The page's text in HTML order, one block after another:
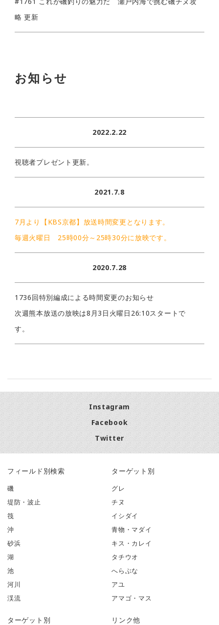
略 更新
お知らせ
2022.2.22
視聴者プレゼント更新。
2021.7.8
7月より【KBS京都】放送時間変更となります。
毎週火曜日 25時00分～25時30分に放映です。
2020.7.28
1736回特別編成による時間変更のお知らせ
次週熊本放送の放映は8月3日火曜日26:10スタートで
す。
Instagram
Facebook
Twitter
フィールド別検索
磯
堤防・波止
筏
沖
砂浜
湖
池
河川
渓流
ターゲット別
グレ
チヌ
イシダイ
青物・マダイ
キス・カレイ
タチウオ
へらぶな
アユ
アマゴ・マス
ターゲット別 リンク他